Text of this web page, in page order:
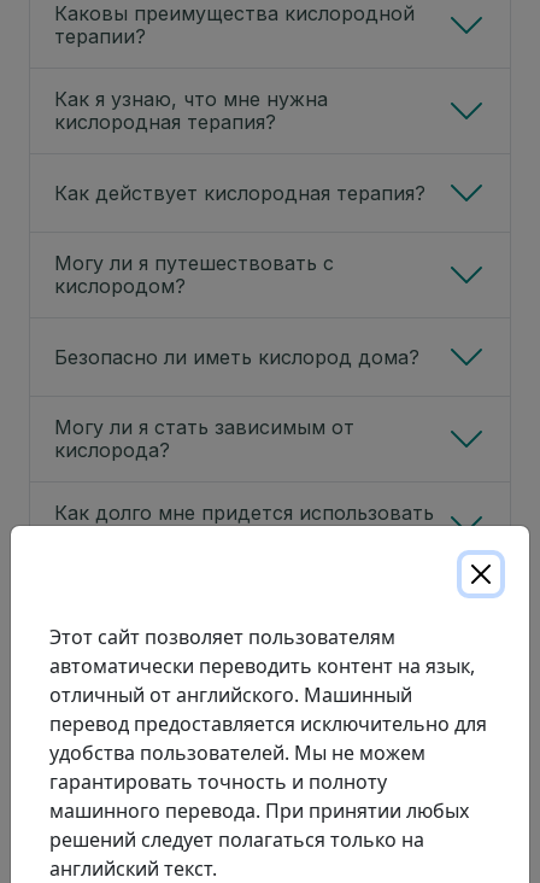
Каковы преимущества кислородной
терапии?
Как я узнаю, что мне нужна
кислородная терапия?
Как действует кислородная терапия?
Могу ли я путешествовать с
кислородом?
Безопасно ли иметь кислород дома?
Могу ли я стать зависимым от
кислорода?
Как долго мне придется использовать
Позволит ли мне кислородная терапия
продолжать курить?
Кто имеет право на финансирование
кислородной терапии через
Министерство здравоохранения и
долгосрочного ухода провинции
Онтарио (MOHLTC)?
Этот сайт позволяет пользователям
автоматически переводить контент на язык,
отличный от английского. Машинный
перевод предоставляется исключительно для
удобства пользователей. Мы не можем
гарантировать точность и полноту
машинного перевода. При принятии любых
решений следует полагаться только на
английский текст.